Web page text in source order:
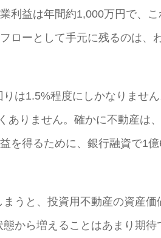
利益は年間約1,000万円で、
ローとして手元に残るのは、
は1.5%程度にしかなりませ
ありません。確かに不動産は
を得るために、銀行融資で1
うと、投資用不動産の資産
から増えることはあまり期待